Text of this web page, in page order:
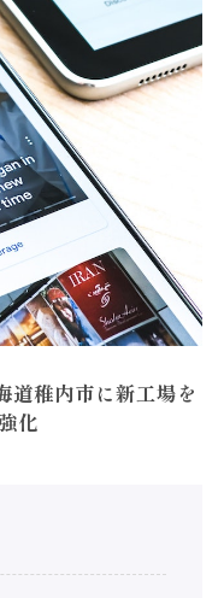
道稚内市に新工場を
化